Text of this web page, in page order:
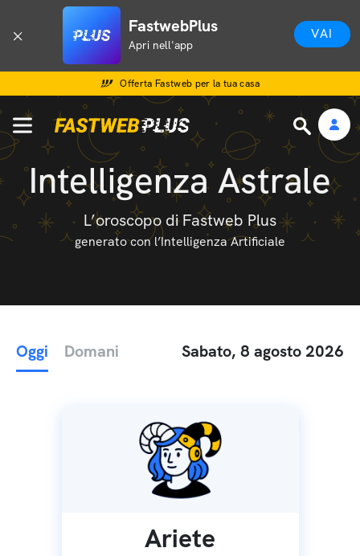
FastwebPlus
Apri nell'app
VAI
Offerta Fastweb per la tua casa
Intelligenza Astrale
L’oroscopo di Fastweb Plus
generato con l’Intelligenza Artificiale
Oggi Domani Sabato, 8 agosto 2026
Ariete